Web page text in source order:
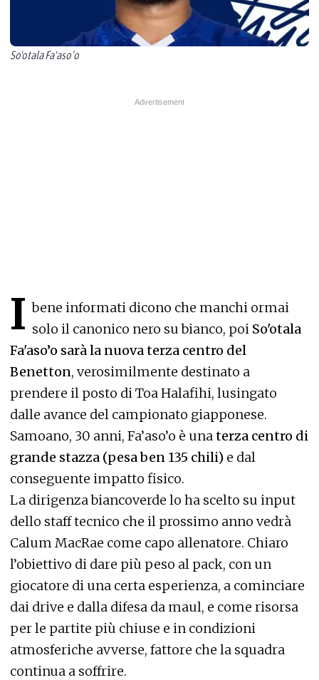
So'otala Fa'aso’o
I bene informati dicono che manchi ormai
solo il canonico nero su bianco, poi So'otala
Fa'aso’o sarà la nuova terza centro del
Benetton, verosimilmente destinato a
prendere il posto di Toa Halafihi, lusingato
dalle avance del campionato giapponese.
Samoano, 30 anni, Fa’aso’o è una terza centro di
grande stazza (pesa ben 135 chili) e dal
conseguente impatto fisico.
La dirigenza biancoverde lo ha scelto su input
dello staff tecnico che il prossimo anno vedrà
Calum MacRae come capo allenatore. Chiaro
l’obiettivo di dare più peso al pack, con un
giocatore di una certa esperienza, a cominciare
dai drive e dalla difesa da maul, e come risorsa
per le partite più chiuse e in condizioni
atmosferiche avverse, fattore che la squadra
continua a soffrire.